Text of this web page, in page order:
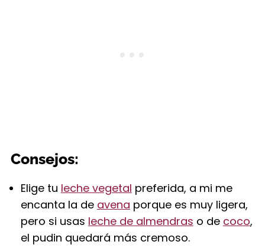
Consejos:
Elige tu leche vegetal preferida, a mi me
encanta la de avena porque es muy ligera,
pero si usas leche de almendras o de coco,
el pudin quedará más cremoso.